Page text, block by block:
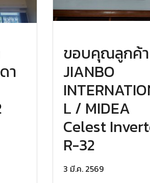
า
ขอบคุณลูกค้า
JIANBO
L / MIDEA
Celest
R-32
3 มี.ค. 2569